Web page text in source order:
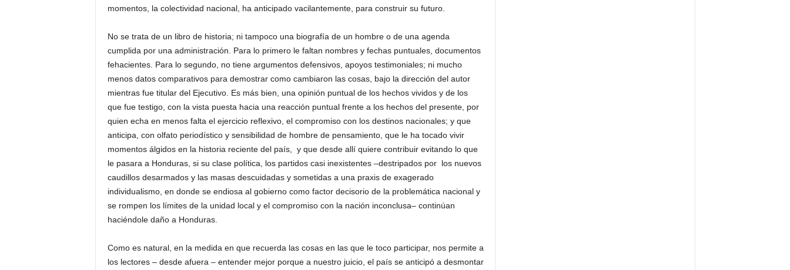
momentos, la colectividad nacional, ha anticipado vacilantemente, para construir su futuro.
No se trata de un libro de historia; ni tampoco una biografía de un hombre o de una agenda
cumplida por una administración. Para lo primero le faltan nombres y fechas puntuales, documentos
fehacientes. Para lo segundo, no tiene argumentos defensivos, apoyos testimoniales; ni mucho
menos datos comparativos para demostrar como cambiaron las cosas, bajo la dirección del autor
mientras fue titular del Ejecutivo. Es más bien, una opinión puntual de los hechos vividos y de los
que fue testigo, con la vista puesta hacia una reacción puntual frente a los hechos del presente, por
quien echa en menos falta el ejercicio reflexivo, el compromiso con los destinos nacionales; y que
anticipa, con olfato periodístico y sensibilidad de hombre de pensamiento, que le ha tocado vivir
momentos álgidos en la historia reciente del país, y que desde allí quiere contribuir evitando lo que
le pasara a Honduras, si su clase política, los partidos casi inexistentes –destripados por los nuevos
caudillos desarmados y las masas descuidadas y sometidas a una praxis de exagerado
individualismo, en donde se endiosa al gobierno como factor decisorio de la problemática nacional y
se rompen los límites de la unidad local y el compromiso con la nación inconclusa– continúan
haciéndole daño a Honduras.
Como es natural, en la medida en que recuerda las cosas en las que le toco participar, nos permite a
los lectores – desde afuera – entender mejor porque a nuestro juicio, el país se anticipó a desmontar